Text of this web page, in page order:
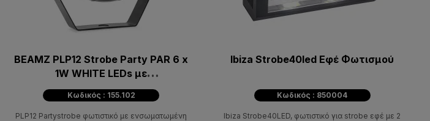
BEAMZ PLP12 Strobe Party PAR 6 x
1W WHITE LEDs με
Επαναφορτιζόμενη μπαταρία και
Τηλεχειριστήριο
Κωδικός : 155.102
PLP12 Partystrobe φωτιστικό με ενσωματωμένη
Ibiza Strobe40led Εφέ Φωτισμού
Κωδικός : 850004
Ibiza Strobe40LED, φωτιστικό για strobe εφέ με 2